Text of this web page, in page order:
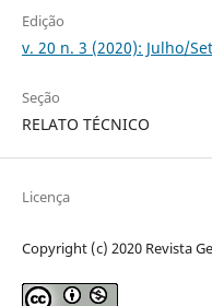
Edição
v. 20 n. 3 (2020): Julho/
Seção
RELATO TÉCNICO
Licença
Copyright (c) 2020 Revista